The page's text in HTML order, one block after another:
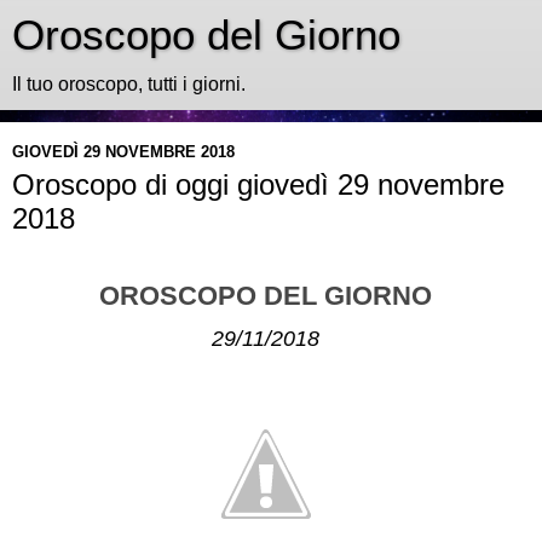
Oroscopo del Giorno
Il tuo oroscopo, tutti i giorni.
GIOVEDÌ 29 NOVEMBRE 2018
Oroscopo di oggi giovedì 29 novembre
2018
OROSCOPO DEL GIORNO
29/11/2018